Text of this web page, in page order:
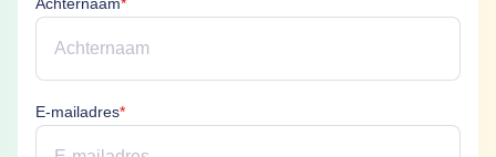
E-mailadres*E-mailadres is verplicht